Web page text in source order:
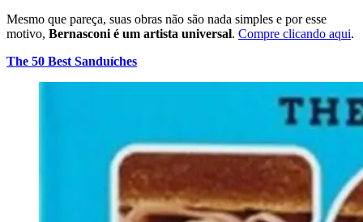
Mesmo que pareça, suas obras não são nada simples e por esse
motivo, Bernasconi é um artista universal. Compre clicando aqui.
The 50 Best Sanduíches